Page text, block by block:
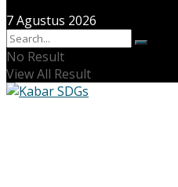
7 Agustus 2026
No Result
View All Result